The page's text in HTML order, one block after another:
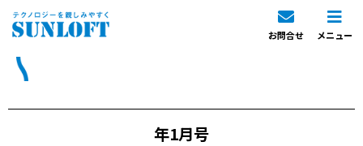
メニュー
お問合せ
年1月号